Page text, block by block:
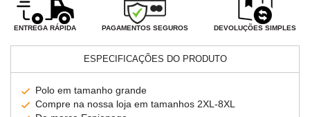
ENTREGA RÁPIDA PAGAMENTOS SEGUROS DEVOLUÇÕES SIMPLES
ESPECIFICAÇÕES DO PRODUTO
Polo em tamanho grande
Compre na nossa loja em tamanhos 2XL-8XL